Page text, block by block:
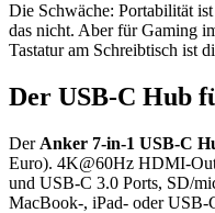
Die Schwäche: Portabilität
das nicht. Aber für Gaming
Tastatur am Schreibtisch ist
Der USB-C Hub
Der Anker 7-in-1 USB-C
Euro). 4K@60Hz HDMI-
und USB-C 3.0 Ports, SD/
MacBook-, iPad- oder USB-